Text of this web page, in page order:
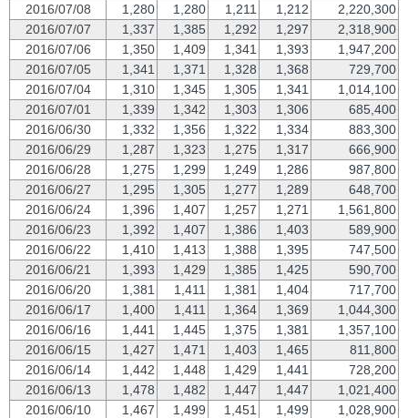
2016/07/08
1,280 1,280 1,211 1,212
2,220,300
2016/07/07
1,337 1,385 1,292 1,297
2,318,900
2016/07/06
1,350 1,409 1,341 1,393
1,947,200
2016/07/05
1,341 1,371 1,328 1,368
729,700
2016/07/04
1,310 1,345 1,305 1,341
1,014,100
2016/07/01
1,339 1,342 1,303 1,306
685,400
2016/06/30
1,332 1,356 1,322 1,334
883,300
2016/06/29
1,287 1,323 1,275 1,317
666,900
2016/06/28
1,275 1,299 1,249 1,286
987,800
2016/06/27
1,295 1,305 1,277 1,289
648,700
2016/06/24
1,396 1,407 1,257 1,271
1,561,800
2016/06/23
1,392 1,407 1,386 1,403
589,900
2016/06/22
1,410 1,413 1,388 1,395
747,500
2016/06/21
1,393 1,429 1,385 1,425
590,700
2016/06/20
1,381 1,411 1,381 1,404
717,700
2016/06/17
1,400 1,411 1,364 1,369
1,044,300
2016/06/16
1,441 1,445 1,375 1,381
1,357,100
2016/06/15
1,427 1,471 1,403 1,465
811,800
2016/06/14
1,442 1,448 1,429 1,441
728,200
2016/06/13
1,478 1,482 1,447 1,447
1,021,400
2016/06/10
1,467 1,499 1,451 1,499
1,028,900